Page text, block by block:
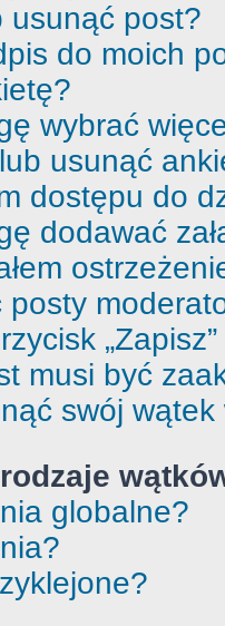
usunąć post?
do moich
wybrać
usunąć
dostępu do
dodawać
posty
musi być
swój wątek
globalne?